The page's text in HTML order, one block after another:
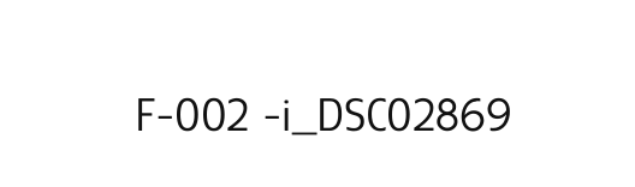
F-002 -i_DSC02869